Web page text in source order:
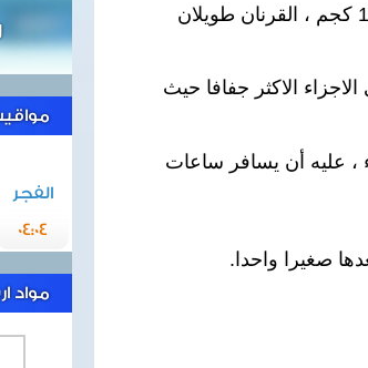
طول الرأس والجسم 170 سم ؛ الوزن يبلغ 134 كجم ، القرنان طويلان
الاكثر جفافا حيث
، عليه أن يسافر ساعات
الفجر
04:04
مواد